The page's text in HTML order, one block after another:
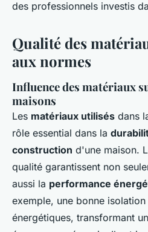
des professionnels investis
Qualité des
aux normes
Influence des matériaux
maisons
Les matériaux utilisés dans
rôle essential dans la
construction d'une maison.
qualité garantissent non
aussi la performance
exemple, une bonne
énergétiques, transformant